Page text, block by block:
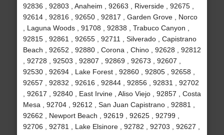
92836 , 92803 , Anaheim , 92663 , Riverside , 92675 ,
92614 , 92816 , 92650 , 92817 , Garden Grove , Norco
, Laguna Woods , 91708 , 92838 , Trabuco Canyon ,
92815 , 92861 , 92655 , 92711 , Silverado , Capistrano
Beach , 92652 , 92880 , Corona , Chino , 92628 , 92812
, 92728 , 92503 , 92807 , 92869 , 92673 , 92607 ,
92530 , 92694 , Lake Forest , 92860 , 92805 , 92658 ,
92657 , 92832 , 92616 , 92844 , 92856 , 92831 , 92702
, 92617 , 92840 , East Irvine , Aliso Viejo , 92857 , Costa
Mesa , 92704 , 92612 , San Juan Capistrano , 92881 ,
92662 , Newport Beach , 92619 , 92625 , 92799 ,
92706 , 92781 , Lake Elsinore , 92782 , 92703 , 92627 ,